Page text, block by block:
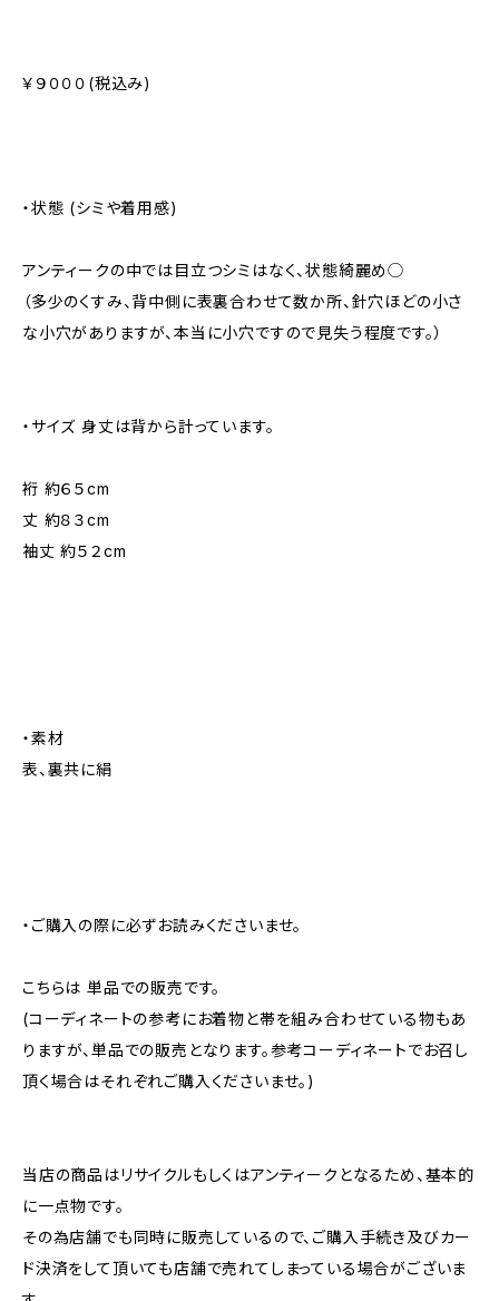
￥９０００(税込み)
・状態 (シミや着用感)
アンティークの中では目立つシミはなく、状態綺麗め◯
（多少のくすみ、背中側に表裏合わせて数か所、針穴ほどの小さ
な小穴がありますが、本当に小穴ですので見失う程度です。）
・サイズ 身丈は背から計っています。
裄 約６５cm
丈 約８３cm
袖丈 約５２cm
・素材
表、裏共に絹
・ご購入の際に必ずお読みくださいませ。
こちらは 単品での販売です。
(コーディネートの参考にお着物と帯を組み合わせている物もあ
りますが、単品での販売となります。参考コーディネートでお召し
頂く場合はそれぞれご購入くださいませ。)
当店の商品はリサイクルもしくはアンティークとなるため、基本的
に一点物です。
その為店舗でも同時に販売しているので、ご購入手続き及びカー
ド決済をして頂いても店舗で売れてしまっている場合がございま